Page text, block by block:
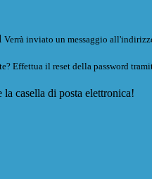
Verrà inviato un messaggio
Effettua il reset della password
casella di posta elettronica!